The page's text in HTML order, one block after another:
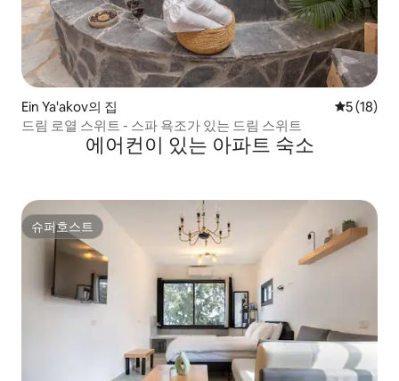
Ein Ya'akov의 집 평점 5점
5 (18)
드림 로열 스위트 - 스파 욕조가 있는 드림 스위트
에어컨이 있는 아파트 숙소
슈퍼호스트
슈퍼호스트